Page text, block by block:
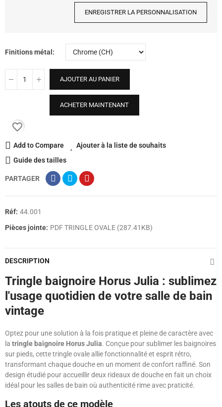
ENREGISTRER LA PERSONNALISATION
Finitions métal
AJOUTER AU PANIER
ACHETER MAINTENANT
favorite_border
Add to Compare
Ajouter à la liste de souhaits
Guide des tailles
PARTAGER
Réf: 44.001
Pièces jointe: PDF TRINGLE OVALE (287.41KB)
DESCRIPTION
Tringle baignoire Horus Julia : sublimez
l'usage quotidien de votre salle de bain
vintage
Optez pour une solution à la fois pratique et pleine de caractère avec
la tringle baignoire Horus Julia. Conçue pour sublimer les baignoires
sur pieds, cette tringle ovale allie fonctionnalité et esprit rétro,
transformant chaque douche en un moment de confort raffiné. Son
design étudié pour accueillir deux rideaux de douche en fait un choix
idéal pour les salles de bain où authenticité rime avec praticité.
Les atouts de ce modèle